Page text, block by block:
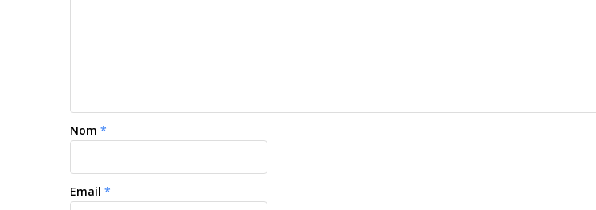
Nom *
Email *